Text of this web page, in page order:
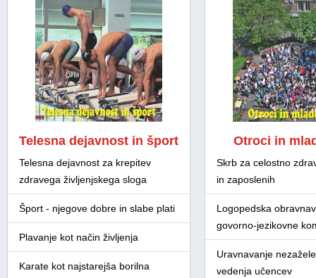
Telesna dejavnost in šport
Telesna dejavnost za krepitev
zdravega življenjskega sloga
Šport - njegove dobre in slabe plati
Plavanje kot način življenja
Karate kot najstarejša borilna
Otroci in
Skrb za celostno
in zaposlenih
Logopedska
govorno-jezikovne
Uravnavanje
vedenja učencev